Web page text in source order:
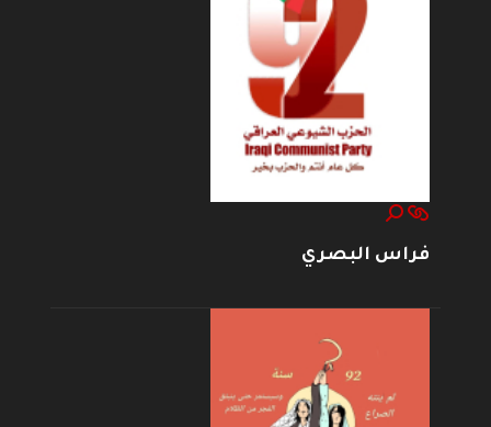
فراس البصري